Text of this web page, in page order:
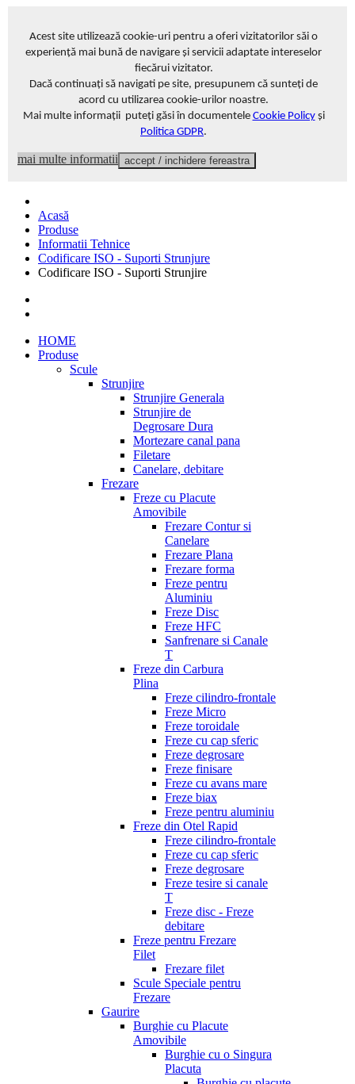
Acest site utilizează cookie-uri pentru a oferi vizitatorilor săi o
experiență mai bună de navigare și servicii adaptate intereselor
fiecărui vizitator.
Dacă continuați să navigati pe site, presupunem că sunteți de
acord cu utilizarea cookie-urilor noastre.
Mai multe informații puteți găsi în documentele Cookie Policyși
Politica GDPR.
mai multe informatii accept / inchidere fereastra
Acasă
Produse
Informatii Tehnice
Codificare ISO - Suporti Strunjure
Codificare ISO - Suporti Strunjire
HOME
Produse
Scule
Strunjire
Strunjire Generala
Strunjire de
Degrosare Dura
Mortezare canal pana
Filetare
Canelare, debitare
Frezare
Freze cu Placute
Amovibile
Frezare Contur si
Canelare
Frezare Plana
Frezare forma
Freze pentru
Aluminiu
Freze Disc
Freze HFC
Sanfrenare si Canale
T
Freze din Carbura
Plina
Freze cilindro-frontale
Freze Micro
Freze toroidale
Freze cu cap sferic
Freze degrosare
Freze finisare
Freze cu avans mare
Freze biax
Freze pentru aluminiu
Freze din Otel Rapid
Freze cilindro-frontale
Freze cu cap sferic
Freze degrosare
Freze tesire si canale
T
Freze disc - Freze
debitare
Freze pentru Frezare
Filet
Frezare filet
Scule Speciale pentru
Frezare
Gaurire
Burghie cu Placute
Amovibile
Burghie cu o Singura
Placuta